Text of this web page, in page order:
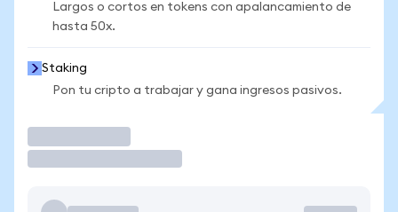
Largos o cortos en tokens con apalancamiento de
hasta 50x.
Staking
Pon tu cripto a trabajar y gana ingresos pasivos.